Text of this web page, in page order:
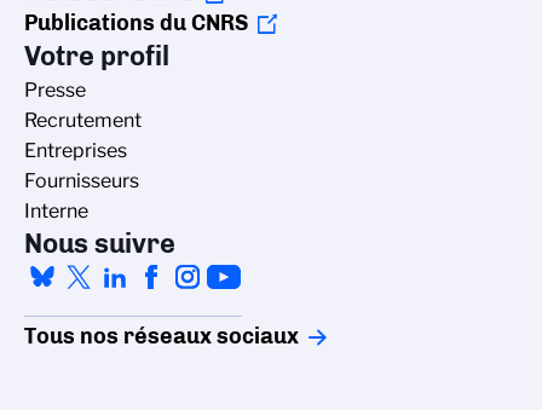
Publications du CNRS
Votre profil
Presse
Recrutement
Entreprises
Fournisseurs
Interne
Nous suivre
Tous nos réseaux sociaux